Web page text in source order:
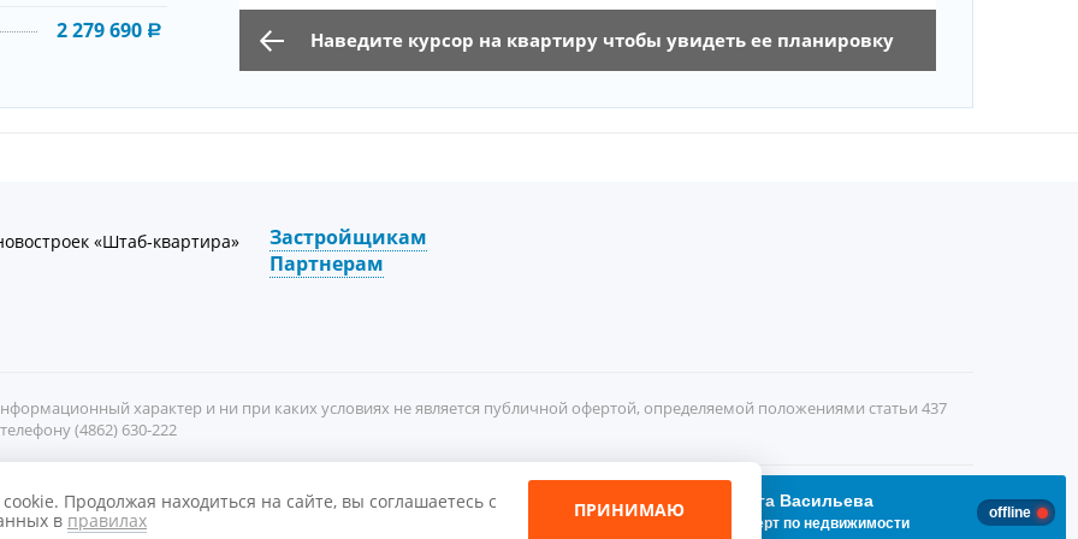
2 279 690 Наведите курсор на квартиру чтобы увидеть ее планировку
«Штаб-квартира»
Застройщикам
Партнерам
характер и ни при каких условиях не является публичной офертой, определяемой положениями статьи 437
(4862) 630-222
конфиденциальности.
Продолжая находиться на сайте, вы соглашаетесь с
в правилах ПРИНИМАЮ Ольга Васильева
offline
эксперт по недвижимости